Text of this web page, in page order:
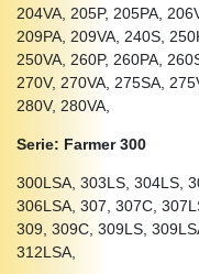
204VA, 205P, 205PA,
209PA, 209VA, 240S,
250VA, 260P, 260PA,
270V, 270VA, 275SA,
280V, 280VA,
Serie: Farmer 300
300LSA, 303LS, 304LS,
306LSA, 307, 307C,
309, 309C, 309LS,
312LSA,